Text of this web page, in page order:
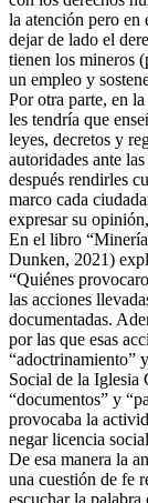
la atención pero en
dejar de lado el
tienen los mineros
un empleo y
Por otra parte, en
les tendría que
leyes, decretos y
autoridades ante
después rendirles
marco cada
expresar su
En el libro
Dunken, 2021)
“Quiénes
las acciones
documentadas.
por las que esas
“adoctrinamiento”
Social de la Iglesia
“documentos” y
provocaba la
negar licencia
De esa manera la
una cuestión de fe
escuchar la